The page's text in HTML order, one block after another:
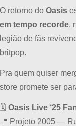
O retorno do Oasis
em tempo recorde,
legião de fãs
britpop.
Pra quem quiser
store promete ser
🗓 Oasis Live ‘25
📍 Projeto 2005 —